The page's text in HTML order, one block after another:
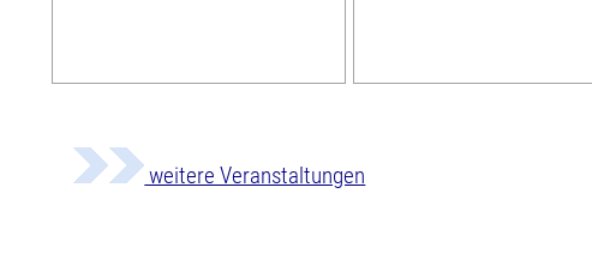
weitere Veranstaltungen